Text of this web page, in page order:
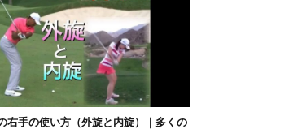
右手の使い方（外旋と内旋）｜多くの